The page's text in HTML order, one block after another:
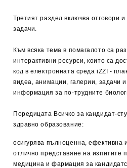
Третият раздел включва отговори
задачи.
Към всяка тема в помагалото са
интерактивни ресурси, които са
код в електронната среда iZZI -
видеа, анимации, галерии, задачи
информация за по-трудните
Поредицата Всичко за кандидат-
здравно образование:
осигурява пълноценна, ефективна
отлично представяне на изпитите
медицина и фармация за